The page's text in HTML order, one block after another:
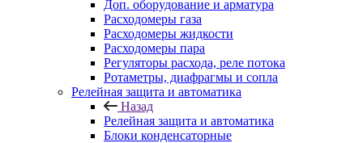
Доп. оборудование и арматура
Расходомеры газа
Расходомеры жидкости
Расходомеры пара
Регуляторы расхода, реле потока
Ротаметры, диафрагмы и сопла
Релейная защита и автоматика
Назад
Релейная защита и автоматика
Блоки конденсаторные